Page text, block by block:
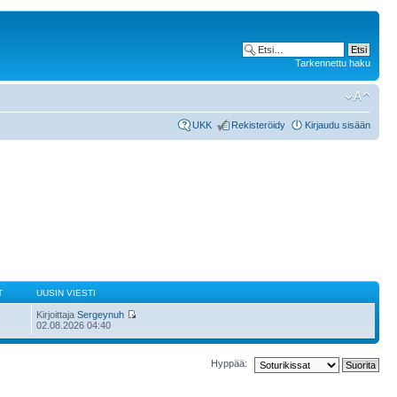
Tarkennettu haku
UKK Rekisteröidy Kirjaudu sisään
UUSIN VIESTI
KirjoittajaSergeynuh
02.08.2026 04:40
Hyppää: